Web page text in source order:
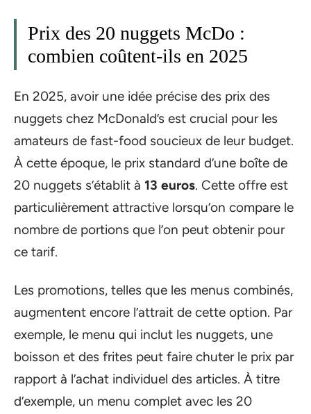
Prix des 20 nuggets McDo :
combien coûtent-ils en 2025
En 2025, avoir une idée précise des prix des
nuggets chez McDonald’s est crucial pour les
amateurs de fast-food soucieux de leur budget.
À cette époque, le prix standard d’une boîte de
20 nuggets s’établit à 13 euros. Cette offre est
particulièrement attractive lorsqu’on compare le
nombre de portions que l’on peut obtenir pour
ce tarif.
Les promotions, telles que les menus combinés,
augmentent encore l’attrait de cette option. Par
exemple, le menu qui inclut les nuggets, une
boisson et des frites peut faire chuter le prix par
rapport à l’achat individuel des articles. À titre
d’exemple, un menu complet avec les 20